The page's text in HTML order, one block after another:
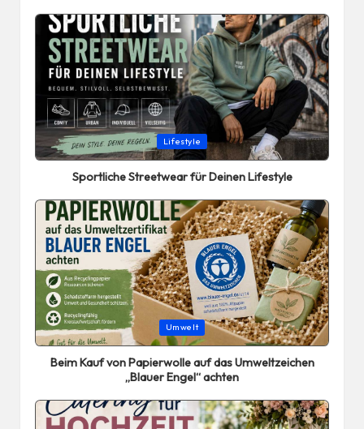
Posted
in
Lifestyle
Sportliche Streetwear für Deinen Lifestyle
Posted
in
Umwelt
Beim Kauf von Papierwolle auf das Umweltzeichen
„Blauer Engel“ achten